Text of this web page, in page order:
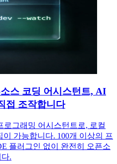
스 코딩 어시스턴트, AI
접 조작합니다
그래밍 어시스턴트로, 로컬
가능합니다. 100개 이상의 프
플러그인 없이 완전히 오픈소
.